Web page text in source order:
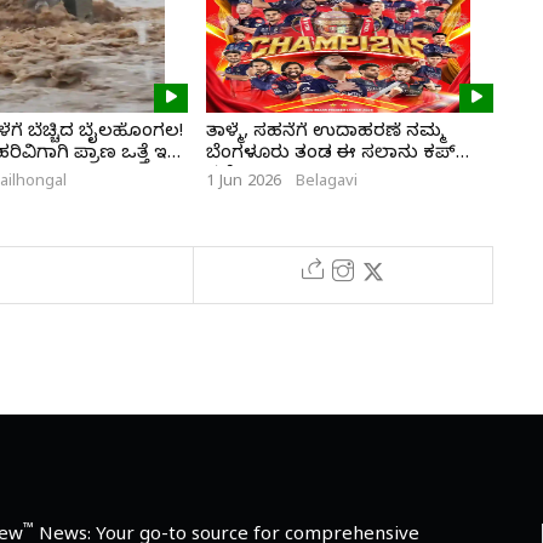
ಬೆಚ್ಚಿದ ಬೈಲಹೊಂಗಲ!
ಪ್ರಾಣ ಒತ್ತೆ ಇಟ್ಟ
ತಾಳ್ಮೆ, ಸಹನೆಗೆ ಉದಾಹರಣೆ ನಮ್ಮ
ಬೆಂಗಳೂರು ತಂಡ ಈ ಸಲಾನು ಕಪ್
ನಮ್ದೆ
1 Jun 2026 Belagavi
™ News: Your go-to source for comprehensive